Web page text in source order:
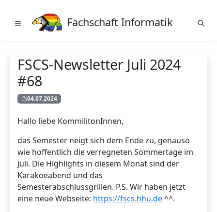
Fachschaft Informatik
FSCS-Newsletter Juli 2024
#68
04.07.2024
Hallo liebe KommilitonInnen,
das Semester neigt sich dem Ende zu, genauso
wie hoffentlich die verregneten Sommertage im
Juli. Die Highlights in diesem Monat sind der
Karakoeabend und das
Semesterabschlussgrillen. P.S. Wir haben jetzt
eine neue Webseite: https://fscs.hhu.de^^.